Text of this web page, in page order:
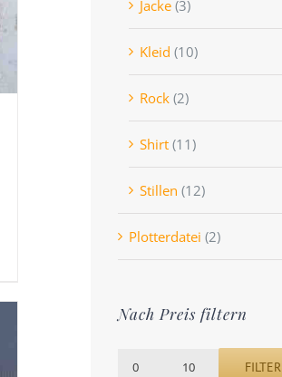
Jacke (3)
Kleid (10)
Rock (2)
Shirt (11)
Stillen (12)
Plotterdatei (2)
Nach Preis filtern
FILTER